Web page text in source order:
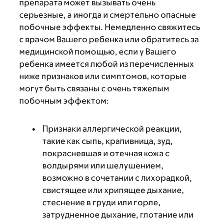
препарата может вызывать очень
серьезные, а иногда и смертельно опасные
побочные эффекты. Немедленно свяжитесь
с врачом Вашего ребенка или обратитесь за
медицинской помощью, если у Вашего
ребенка имеется любой из перечисленных
ниже признаков или симптомов, которые
могут быть связаны с очень тяжелым
побочным эффектом:
Признаки аллергической реакции,
такие как сыпь, крапивница, зуд,
покрасневшая и отечная кожа с
волдырями или шелушением,
возможно в сочетании с лихорадкой,
свистящее или хрипящее дыхание,
стеснение в груди или горле,
затрудненное дыхание, глотание или